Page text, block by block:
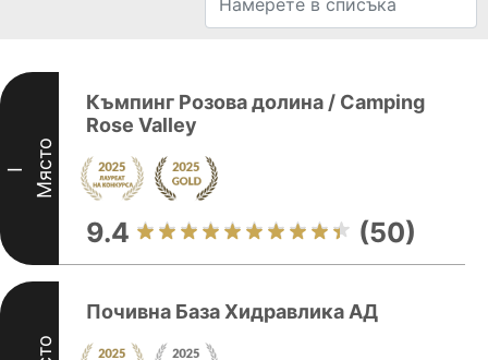
I Място
Къмпинг Розова долина / Camping
Rose Valley
9.4 (50)
Почивна База Хидравлика АД